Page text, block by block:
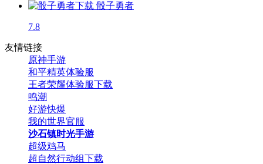
骰子勇者
7.8
友情链接
原神手游
和平精英体验服
王者荣耀体验服下载
鸣潮
好游快爆
我的世界官服
沙石镇时光手游
超级鸡马
超自然行动组下载